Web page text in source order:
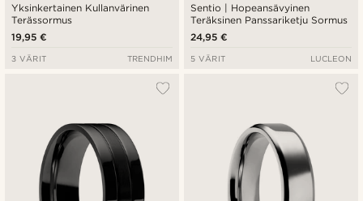
Yksinkertainen Kullanvärinen
Terässormus
19,95 €
3 VÄRIT TRENDHIM
Sentio | Hopeansävyinen
Teräksinen Panssariketju Sormus
24,95 €
5 VÄRIT LUCLEON